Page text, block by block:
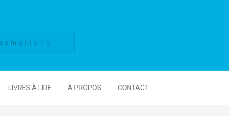
!
LIVRES À LIRE À PROPOS CONTACT